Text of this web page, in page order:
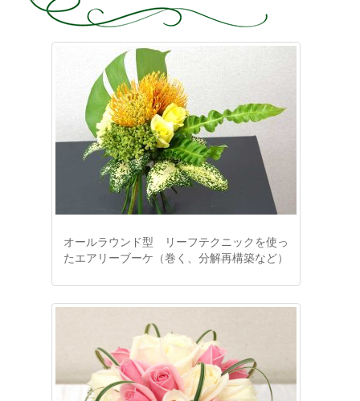
オールラウンド型 リーフテクニックを使っ
たエアリーブーケ（巻く、分解再構築など）